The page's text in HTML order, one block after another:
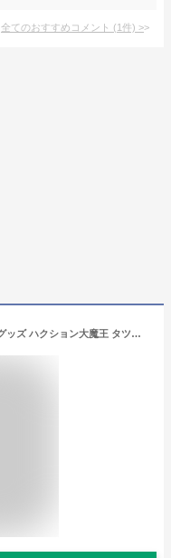
全てのおすすめコメント (1件) >
魔法の絶叫壺 腹式呼吸 ストレス解消グッズ ハクション大魔王 タツノコプロ 絶叫ツボ 発声練習 カラオケ練習 ストレス解消 ストレス発散 絶叫つぼ 絶叫ツボ 叫ぶ壺 さけぶ 壺 つぼ さけび 魔法の壺 魔法のツボ 発声練習 大声 歌 ボイストレーニング